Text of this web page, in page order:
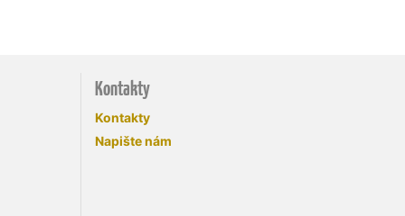
Kontakty
Kontakty
Napište nám